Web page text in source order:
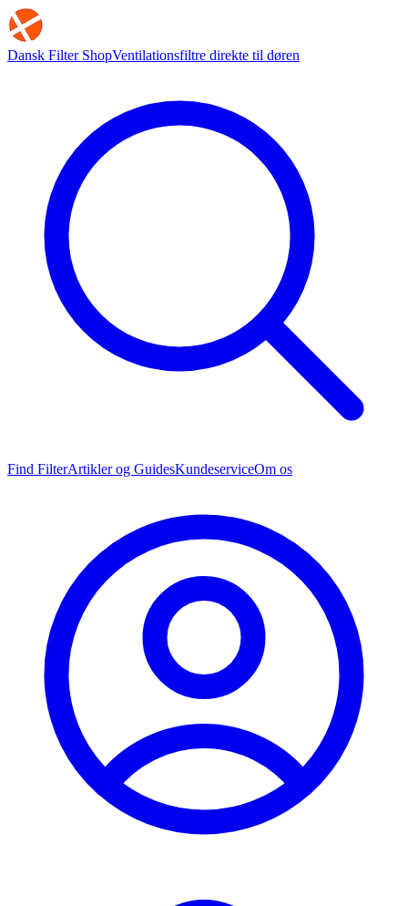
Dansk Filter ShopVentilationsfiltre direkte til døren
Find FilterArtikler og GuidesKundeserviceOm os